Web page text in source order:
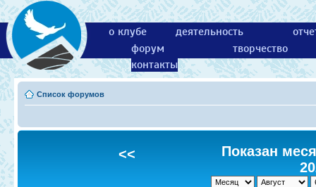
о клубе деятельность
форум
творчество
контакты
Список форумов
<<
Показан